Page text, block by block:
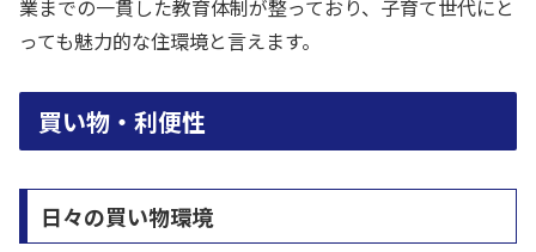
業までの一貫した教育体制が整っており、子育て世代にと
っても魅力的な住環境と言えます。
買い物・利便性
日々の買い物環境